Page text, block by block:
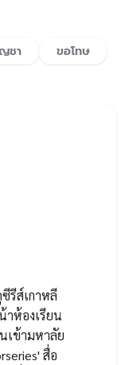
ชา
ขอโทษ
รีส์เกาหลี
าห้องเรียน
เข้ามหาลัย
สื่อ